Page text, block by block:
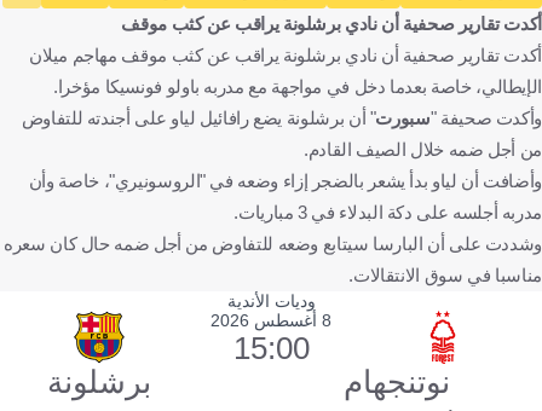
برشلونة
رافائيل لياو البرتغال الإنتقالات
أكدت تقارير صحفية أن نادي برشلونة يراقب عن كثب موقف
أكدت تقارير صحفية أن نادي برشلونة يراقب عن كثب موقف مهاجم ميلان
الإيطالي، خاصة بعدما دخل في مواجهة مع مدربه باولو فونسيكا مؤخرا.
وأكدت صحيفة "سبورت" أن برشلونة يضع رافائيل لياو على أجندته للتفاوض
من أجل ضمه خلال الصيف القادم.
وأضافت أن لياو بدأ يشعر بالضجر إزاء وضعه في "الروسونيري"، خاصة وأن
مدربه أجلسه على دكة البدلاء في 3 مباريات.
وشددت على أن البارسا سيتابع وضعه للتفاوض من أجل ضمه حال كان سعره
مناسبا في سوق الانتقالات.
وديات الأندية
نوتنجهام
8 أغسطس 2026
15:00
برشلونة